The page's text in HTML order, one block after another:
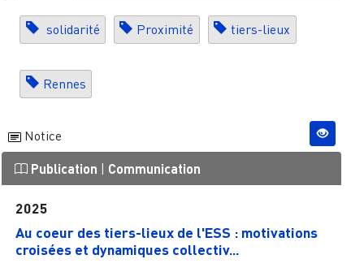
solidarité Proximité tiers-lieux
Rennes
Notice
Publication Communication
2025
Au coeur des tiers-lieux de l'ESS : motivations
croisées et dynamiques collectiv...